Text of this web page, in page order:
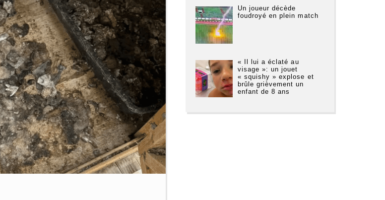
Un joueur décède
foudroyé en plein match
« Il lui a éclaté au
visage »: un jouet
« squishy » explose et
brûle grièvement un
enfant de 8 ans